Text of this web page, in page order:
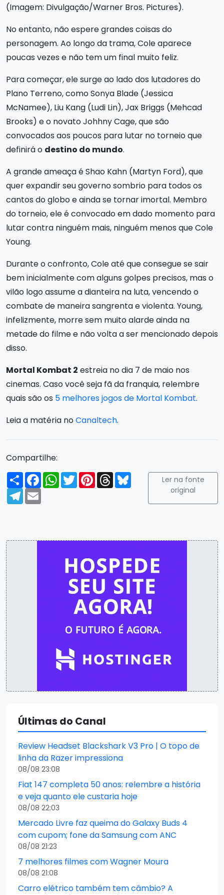
(Imagem: Divulgação/Warner Bros. Pictures).
No entanto, não espere grandes coisas do
personagem. Ao longo da trama, Cole aparece
poucas vezes e não tem um final muito feliz.
Para começar, ele surge ao lado dos lutadores do
Plano Terreno, como Sonya Blade (Jessica
McNamee), Liu Kang (Ludi Lin), Jax Briggs (Mehcad
Brooks) e o novato Johhny Cage, que são
convocados aos poucos para lutar no torneio que
definirá o destino do mundo.
A grande ameaça é Shao Kahn (Martyn Ford), que
quer expandir seu governo sombrio para todos os
cantos do globo e ainda se tornar imortal. Membro
do torneio, ele é convocado em dado momento para
lutar contra ninguém mais, ninguém menos que Cole
Young.
Durante o confronto, Cole até que consegue se sair
bem inicialmente com alguns golpes precisos, mas o
vilão logo assume a dianteira na luta, vencendo o
combate de maneira sangrenta e violenta. Young,
infelizmente, morre sem muito alarde ainda na
metade do filme e não volta a ser mencionado depois
disso.
Mortal Kombat 2 estreia no dia 7 de maio nos
cinemas. Caso você seja fã da franquia, relembre
quais são os 5 melhores jogos de Mortal Kombat.
Leia a matéria noCanaltech.
Compartilhe:
Compartilhar
FacebookWhatsApp
TwitterPinterest
ThreadsBluesky
Telegram
Email
Ler na fonte
original
Últimas do Canal
Review Headset Blackshark V3 Pro | O topo de
linha da Razer impressiona
08/08 23:08
Fiat 147 completa 50 anos: relembre a história
e veja quanto ele custaria hoje
08/08 22:03
Mercado Livre faz queima do Galaxy Buds 4
com cupom; fone da Samsung com ANC
08/08 21:23
7 melhores filmes com Wagner Moura
08/08 21:08
Carro elétrico também tem câmbio? A